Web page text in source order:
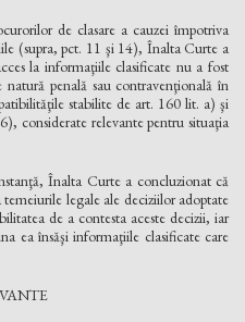
de clasare a cauzei împotriva
(supra, pct. 11 şi 14), Înalta Curte a
la informaţiile clasificate nu a fost
penală sau contravenţională în
stabilite de art. 160 lit. a) şi
considerate relevante pentru situaţia
Înalta Curte a concluzionat că
legale ale deciziilor adoptate
de a contesta aceste decizii, iar
ea însăşi informaţiile clasificate care